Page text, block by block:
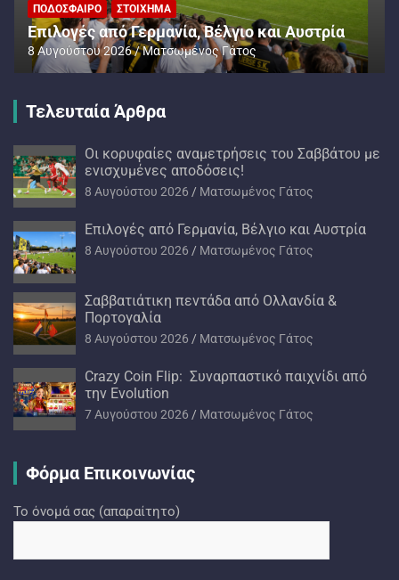
ΠΟΔΌΣΦΑΙΡΟ ΣΤΟΊΧΗΜΑ
Επιλογές από Γερμανία, Βέλγιο και Αυστρία
8 Αυγούστου 2026 Ματσωμένος Γάτος
Τελευταία Άρθρα
Oι κορυφαίες αναμετρήσεις του Σαββάτου με
ενισχυμένες αποδόσεις!
8 Αυγούστου 2026 Ματσωμένος Γάτος
Επιλογές από Γερμανία, Βέλγιο και Αυστρία
8 Αυγούστου 2026 Ματσωμένος Γάτος
Σαββατιάτικη πεντάδα από Ολλανδία &
Πορτογαλία
8 Αυγούστου 2026 Ματσωμένος Γάτος
Crazy Coin Flip: Συναρπαστικό παιχνίδι από
την Evolution
7 Αυγούστου 2026 Ματσωμένος Γάτος
Φόρμα Επικοινωνίας
Το όνομά σας (απαραίτητο)